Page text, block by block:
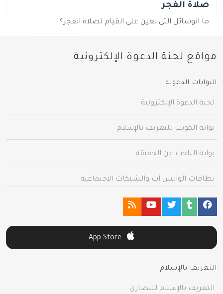
صلاة الفجر
ما الوسائل التي تعين على القيام لصلاة الفجر؟ ...
مواقع لجنة الدعوة الإلكترونية
البوابات الدعوية
لجنة الدعوة الإلكترونية
بوابة الكويت للتعريف بالإسلام
بوابة الباحث عن الحقيقة
بطاقات الواتس آب والشبكات الاجتماعية
التعريف بالإسلام
التعريف بالإسلام للنصارى